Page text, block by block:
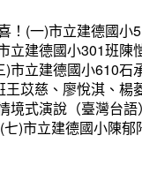
！(一)市立建德國
立建德國小301班
市立建德國小610
苡慈、廖悅淇、
境式演說（臺灣台
)市立建德國小陳